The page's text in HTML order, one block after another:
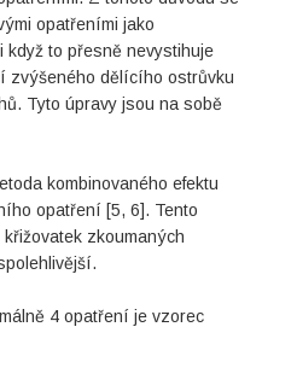
opatřeními jako
když to přesně nevystihuje
zvýšeného dělícího ostrůvku
Tyto úpravy jsou na sobě
kombinovaného efektu
opatření [5, 6]. Tento
zkoumaných
4 opatření je vzorec